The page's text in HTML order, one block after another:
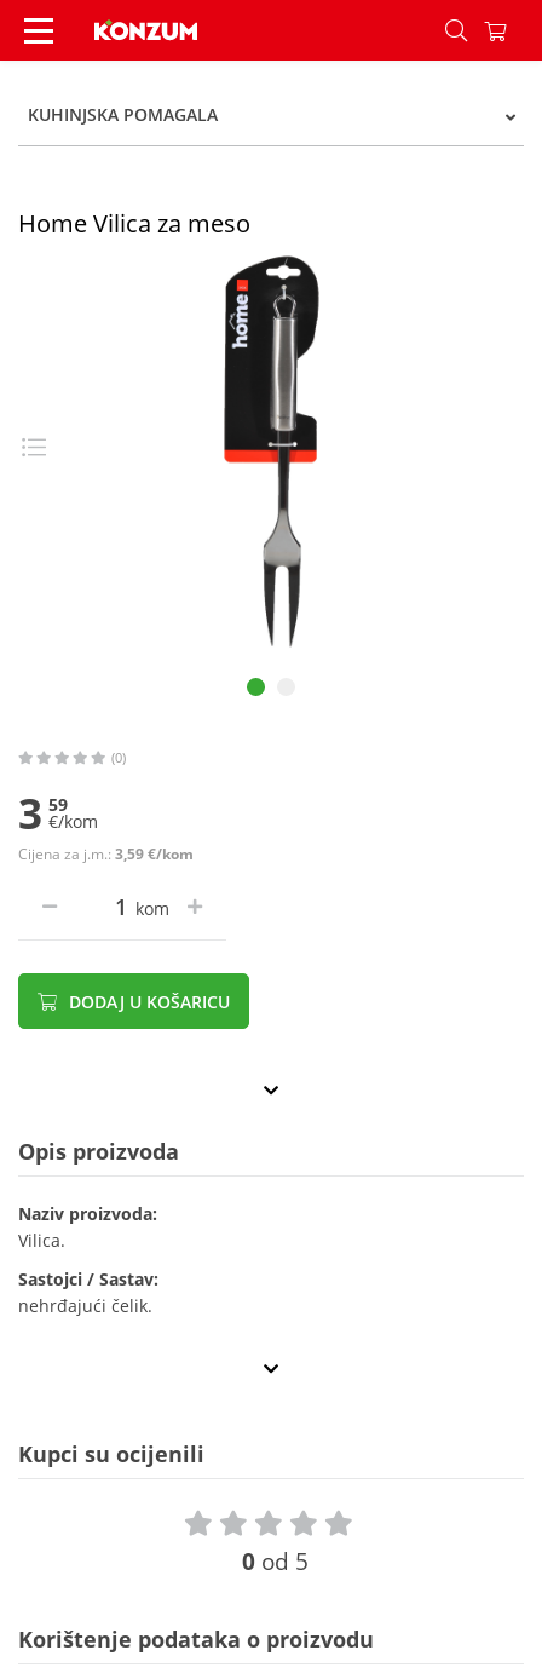
Home Vilica za meso - Konzum
KUHINJSKA POMAGALA
Home Vilica za meso
(0)
3 59
€/kom
Cijena za j.m.: 3,59 €/kom
kom
DODAJ U KOŠARICU
Opis proizvoda
Naziv proizvoda:
Vilica.
Sastojci / Sastav:
nehrđajući čelik.
Kupci su ocijenili
0 od 5
Korištenje podataka o proizvodu